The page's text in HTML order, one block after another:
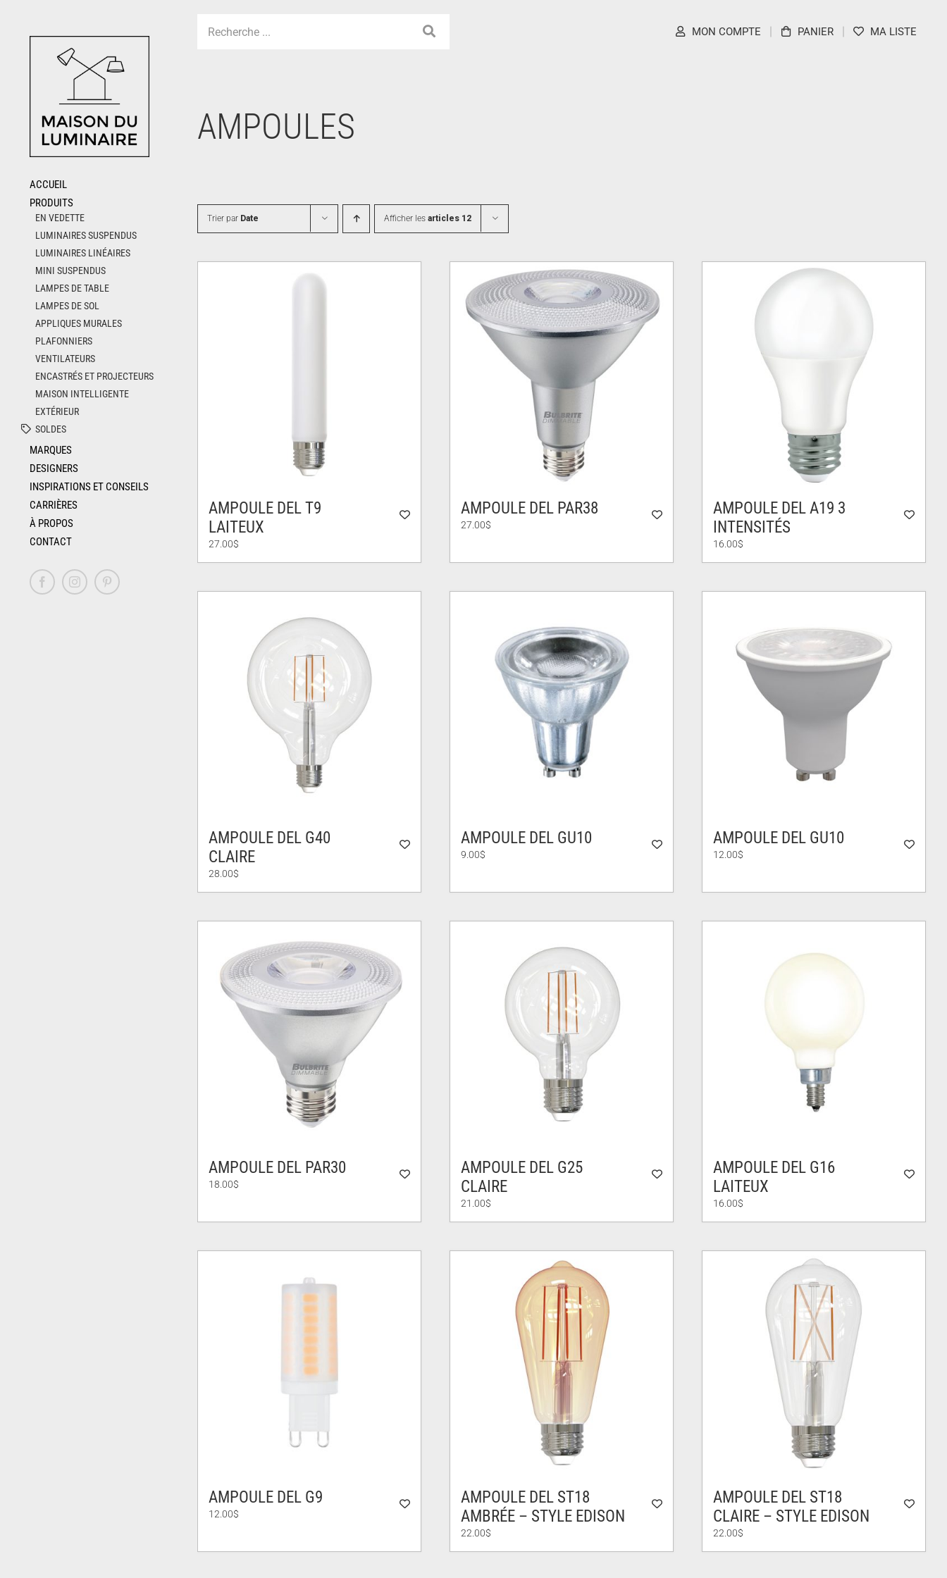
content
ACCUEIL
PRODUITS
EN VEDETTE
LUMINAIRES SUSPENDUS
LUMINAIRES LINÉAIRES
MINI SUSPENDUS
LAMPES DE TABLE
LAMPES DE SOL
APPLIQUES MURALES
PLAFONNIERS
VENTILATEURS
ENCASTRÉS ET PROJECTEURS
MAISON INTELLIGENTE
EXTÉRIEUR
SOLDES
MARQUES
DESIGNERS
INSPIRATIONS ET CONSEILS
CARRIÈRES
À PROPOS
CONTACT
FacebookInstagramPinterest
MON COMPTE PANIER MA LISTE
AMPOULES
Trier par Date Afficher les articles 12
AMPOULE DEL T9
LAITEUX
27.00$
AMPOULE DEL PAR38
27.00$
AMPOULE DEL A19 3
INTENSITÉS
16.00$
AMPOULE DEL G40
CLAIRE
28.00$
AMPOULE DEL GU10
9.00$
AMPOULE DEL GU10
12.00$
AMPOULE DEL PAR30
18.00$
AMPOULE DEL G25
CLAIRE
21.00$
AMPOULE DEL G16
LAITEUX
16.00$
AMPOULE DEL G9
12.00$
AMPOULE DEL ST18
AMBRÉE – STYLE EDISON
22.00$
AMPOULE DEL ST18
CLAIRE – STYLE EDISON
22.00$